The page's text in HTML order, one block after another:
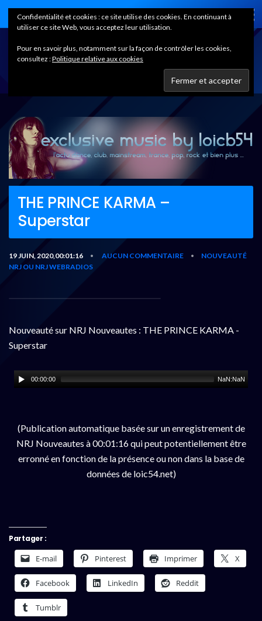
Home
THE PRINCE KARMA –
Superstar
19 JUIN, 2020,00:01:16 • AUCUN COMMENTAIRE •
NOUVEAUTÉ
NRJ OU NRJ WEBRADIOS
Nouveauté sur NRJ Nouveautes : THE PRINCE KARMA -
Superstar
00:00:00 NaN:NaN
(Publication automatique basée sur un enregistrement de
NRJ Nouveautes à 00:01:16 qui peut potentiellement être
erronné en fonction de la présence ou non dans la base de
données de loic54.net)
Partager :
E-mail Pinterest Imprimer X
Facebook LinkedIn Reddit
Tumblr
Confidentialité et cookies : ce site utilise des cookies. En continuant à
utiliser ce site Web, vous acceptez leur utilisation.
Pour en savoir plus, notamment sur la façon de contrôler les cookies,
consultez :Politique relative aux cookies